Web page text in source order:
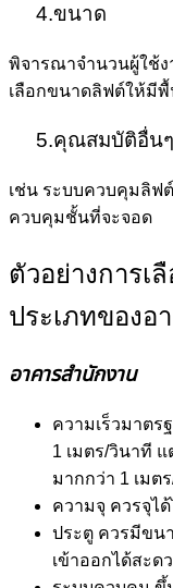
4.ขนาด
พิจารณาจำนวนผู้ใช้
เลือกขนาดลิฟต์ให้มีพื้
5.คุณสมบัติอื่นๆ
เช่น ระบบควบคุมลิฟ
ควบคุมชั้นที่จะจอด
ตัวอย่างการเ
ประเภทของอ
อาคารสำนักงาน
ความเร็วมาต
1 เมตร/วินาที
มากกว่า 1 เมต
ความจุ ควรจุไ
ประตู ควรมีขน
เข้าออกได้สะด